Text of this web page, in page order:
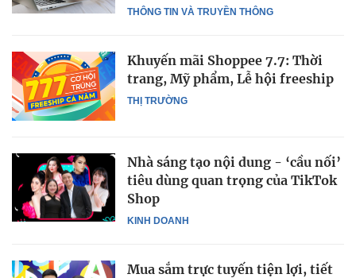
THÔNG TIN VÀ TRUYỀN THÔNG
THỊ TRƯỜNG
Khuyến mãi Shoppee 7.7: Thời
trang, Mỹ phẩm, Lễ hội freeship
KINH DOANH
Nhà sáng tạo nội dung - ‘cầu nối’
tiêu dùng quan trọng của TikTok
Shop
Mua sắm trực tuyến tiện lợi, tiết